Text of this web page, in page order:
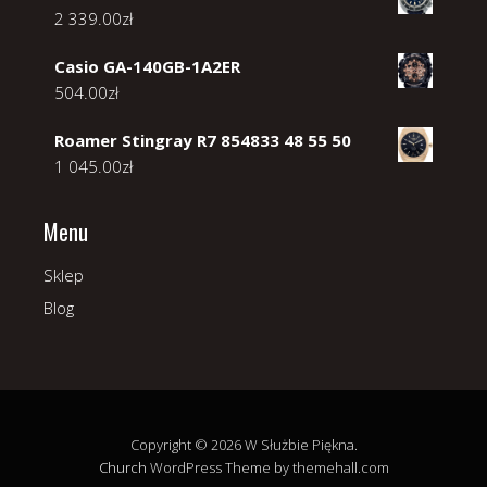
2 339.00zł
Casio GA-140GB-1A2ER
504.00zł
Roamer Stingray R7 854833 48 55 50
1 045.00zł
Menu
Sklep
Blog
Copyright © 2026 W Służbie Piękna.
Church WordPress Theme by themehall.com